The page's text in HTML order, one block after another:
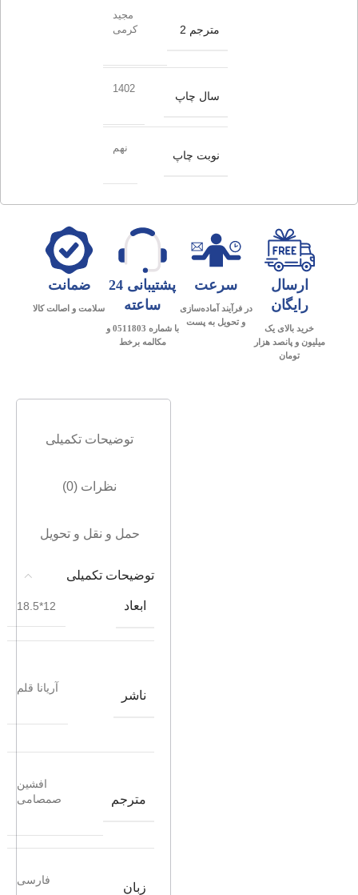
مترجم 2
مجید
کرمی
سال چاپ
1402
نوبت چاپ
نهم
ارسال
رایگان
خرید بالای یک
میلیون و پانصد هزار
تومان
سرعت
در فرآیند آماده‌سازی
و تحویل به پست
پشتیبانی 24
ساعته
با شماره 0511803 و
مکالمه برخط
ضمانت
سلامت و اصالت کالا
توضیحات تکمیلی
نظرات (0)
حمل و نقل و تحویل
توضیحات تکمیلی
ابعاد 12*18.5
ناشر
آریانا قلم
مترجم
افشین
صمصامی
زبان
فارسی